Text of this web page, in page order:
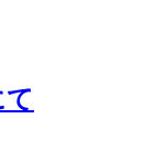
て